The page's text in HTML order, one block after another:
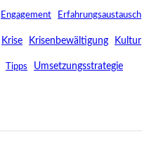
Engagement Erfahrungsaustausch
Krise Krisenbewältigung Kultur
Tipps Umsetzungsstrategie